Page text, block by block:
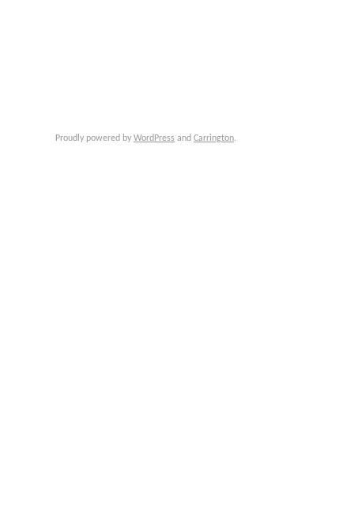
Proudly powered by WordPress and Carrington.